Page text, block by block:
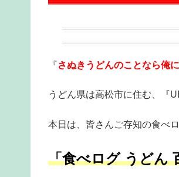
『さぬきうどんのことなら俺
うどん県は高松市に住む、『
本日は、皆さんご存知の食べ
「食べログ うどん